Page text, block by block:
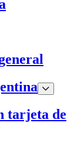
tarjeta de